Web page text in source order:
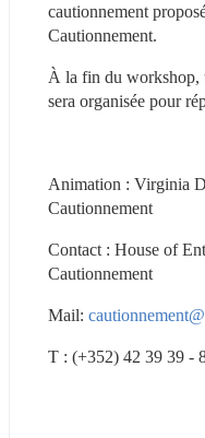
cautionnement
Cautionnement.
À la fin du workshop,
sera organisée pour
Animation : Virginia
Cautionnement
Contact : House of
Cautionnement
Mail:
T : (+352) 42 39 39 -